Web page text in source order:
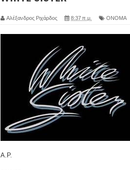
Αλέξανδρος Ριχάρδος 8:37 π.μ. ΟΝΟΜΑ
Α.Ρ.